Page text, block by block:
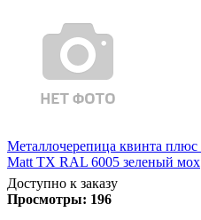
Металлочерепица квинта
Matt TX RAL 6005 зеленый мох
Доступно к заказу
Просмотры: 196